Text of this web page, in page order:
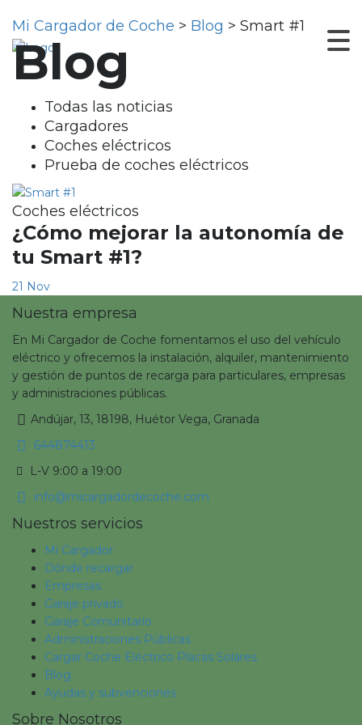
Mi Cargador de Coche > Blog > Smart #1
Blog
Todas las noticias
Cargadores
Coches eléctricos
Prueba de coches eléctricos
Coches eléctricos
¿Cómo mejorar la autonomía de
tu Smart #1?
21 Nov
Nuestra empresa
En Mi Cargador de Coche fomentamos el uso del vehículo
eléctrico y ofrecemos la instalación, alquiler, mantenimiento
y gestión de puntos de recarga para particulares, empresas
y administraciones públicas.
Andújar, 13, 18198, Huétor Vega, Granada
644874413
L-V 9:00 a 19:00
info@micargadordecoche.com
Nuestros servicios
Mi Cargador
Dónde recargar
Empresas
Garaje privado
Garaje Comunitario
Administraciones Públicas
Cargar Coche Eléctrico Placas Solares
Blog
Ayudas y subvenciones
Sobre Nosotros